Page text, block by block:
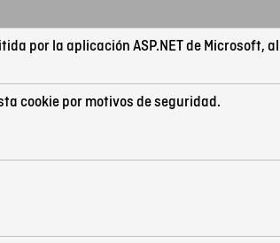
por la aplicación ASP.NET de
cookie por motivos de seguridad.